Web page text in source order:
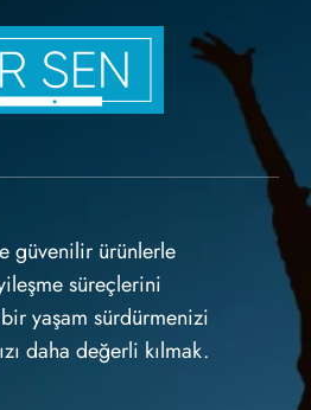
güvenilir ürünlerle
süreçlerini
yaşam sürdürmenizi
daha değerli kılmak.